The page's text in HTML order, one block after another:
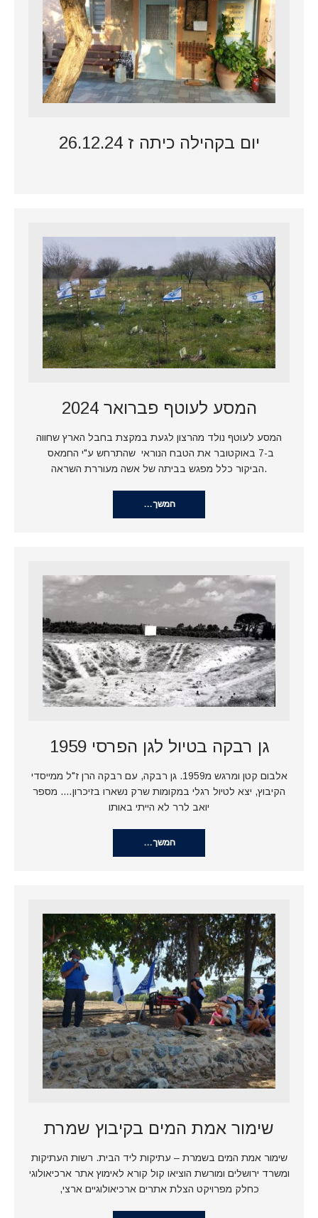
יום בקהילה כיתה ז 26.12.24
המסע לעוטף פברואר 2024
המסע לעוטף נולד מהרצון לגעת במקצת בחבל הארץ שחווה
ב-7 באוקטובר את הטבח הנוראי שהתרחש ע"י החמאס
.הביקור כלל מפגש בביתה של אשה מעוררת השראה
המשך…
גן רבקה בטיול לגן הפרסי 1959
אלבום קטן ומרגש מ1959. גן רבקה, עם רבקה הרן ז"ל ממייסדי
הקיבוץ, יצא לטיול רגלי במקומות שרק נשארו בזיכרון…. מספר
יואב לרר לא הייתי באותו
המשך…
שימור אמת המים בקיבוץ שמרת
שימור אמת המים בשמרת – עתיקות ליד הבית. רשות העתיקות
ומשרד ירושלים ומורשת הוציאו קול קורא לאימוץ אתר ארכיאולוגי
כחלק מפרויקט הצלת אתרים ארכיאולוגיים ארצי,